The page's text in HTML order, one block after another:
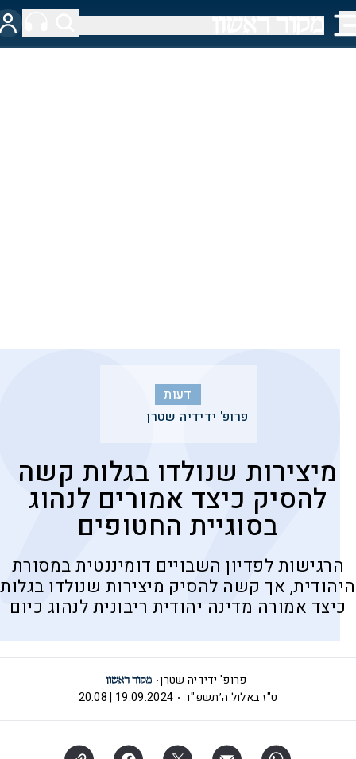
דעות
פרופ' ידידיה שטרן
מיצירות שנולדו בגלות קשה
להסיק כיצד אמורים לנהוג
בסוגיית החטופים
הרגישות לפדיון השבויים דומיננטית במסורת
היהודית, אך קשה להסיק מיצירות שנולדו בגלות
כיצד אמורה מדינה יהודית ריבונית לנהוג כיום
פרופ' ידידיה שטרן
ט"ז באלול ה׳תשפ"ד
19.09.2024 | 20:08